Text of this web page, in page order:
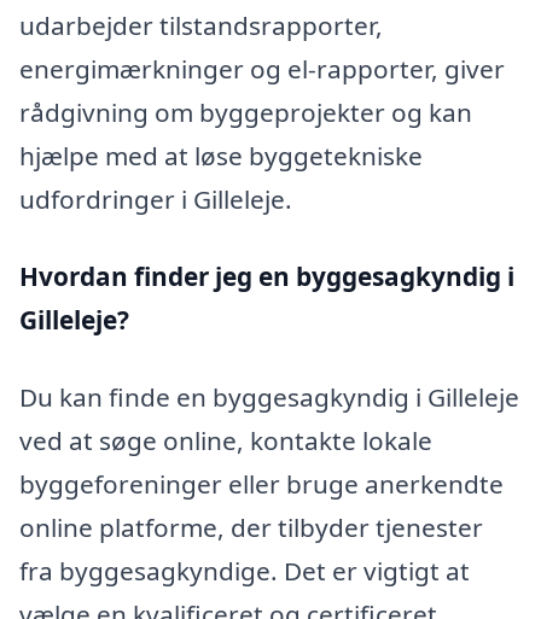
udarbejder tilstandsrapporter,
energimærkninger og el-rapporter, giver
rådgivning om byggeprojekter og kan
hjælpe med at løse byggetekniske
udfordringer i Gilleleje.
Hvordan finder jeg en byggesagkyndig i
Gilleleje?
Du kan finde en byggesagkyndig i Gilleleje
ved at søge online, kontakte lokale
byggeforeninger eller bruge anerkendte
online platforme, der tilbyder tjenester
fra byggesagkyndige. Det er vigtigt at